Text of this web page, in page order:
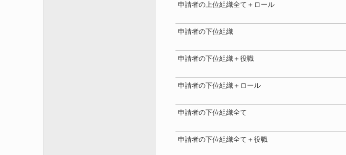
申請者の上位組織全て＋ロール
申請者の下位組織
申請者の下位組織＋役職
申請者の下位組織＋ロール
申請者の下位組織全て
申請者の下位組織全て＋役職